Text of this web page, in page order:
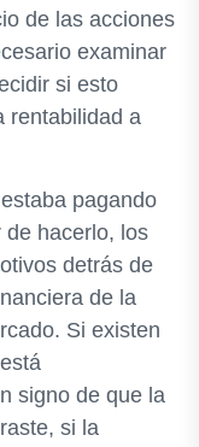
de las acciones
examinar
si esto
rentabilidad a
pagando
de hacerlo, los
detrás de
de la
Si existen
signo de que la
si la